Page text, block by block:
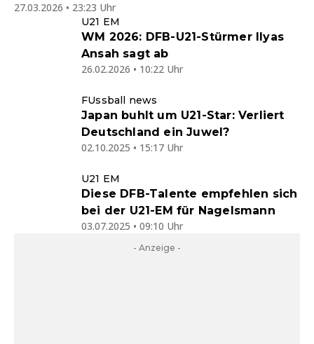
27.03.2026 • 23:23 Uhr
U21 EM
WM 2026: DFB-U21-Stürmer Ilyas
Ansah sagt ab
26.02.2026 • 10:22 Uhr
FUssball news
Japan buhlt um U21-Star: Verliert
Deutschland ein Juwel?
02.10.2025 • 15:17 Uhr
U21 EM
Diese DFB-Talente empfehlen sich
bei der U21-EM für Nagelsmann
03.07.2025 • 09:10 Uhr
- Anzeige -